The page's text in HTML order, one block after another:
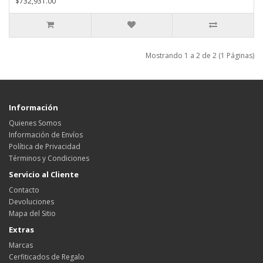
Mostrando 1 a 2 de 2 (1 Páginas)
Información
Quienes Somos
Información de Envíos
Política de Privacidad
Términos y Condiciones
Servicio al Cliente
Contacto
Devoluciones
Mapa del Sitio
Extras
Marcas
Cerfiticados de Regalo